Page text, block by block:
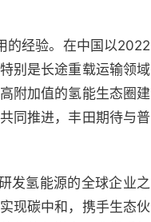
的经验。在中国以2022
别是长途重载运输领域
附加值的氢能生态圈建
同推进，丰田期待与普
发氢能源的全球企业之
现碳中和，携手生态伙